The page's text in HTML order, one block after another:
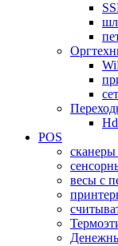
POS
весы с